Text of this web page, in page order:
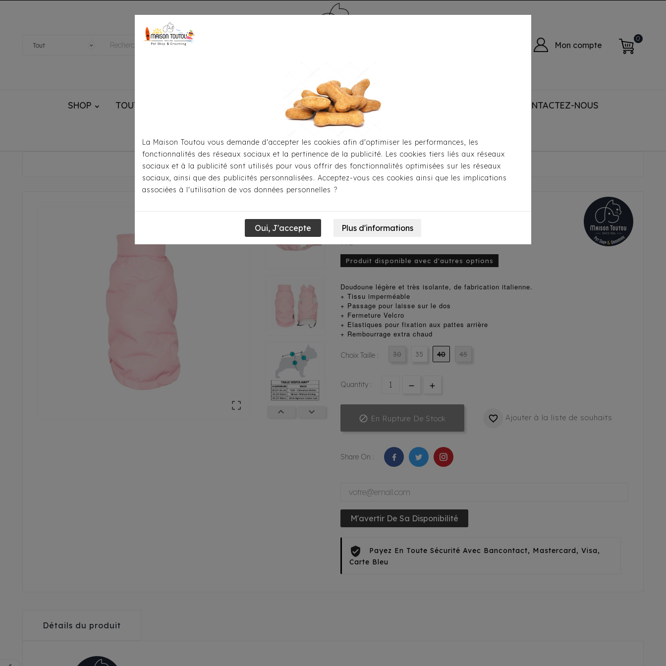
Mon compte
0
SHOP TOUTOU® HANDMADE MÉDAILLE - PET ID TAG TOILETTAGE CONTACTEZ-NOUS
Accueil Pour S'habiller Manteaux Doudoune Sofia Rose

 
Doudoune Sofia Rose
62,95 €
TTC
Produit disponible avec d'autres options
Doudoune légère et très isolante, de fabrication italienne.
+ Tissu imperméable
+ Passage pour laisse sur le dos
+ Fermeture Velcro
+ Elastiques pour fixation aux pattes arrière
+ Rembourrage extra chaud
Choix Taille : 30 35 40 45
Quantity :
 En Rupture De Stock  Ajouter à la liste de souhaits
Share On :
M'avertir De Sa Disponibilité
Payez En Toute Sécurité Avec Bancontact, Mastercard, Visa,
Carte Bleu
Détails du produit
La Maison Toutou vous demande d'accepter les cookies afin d'optimiser les performances, les
fonctionnalités des réseaux sociaux et la pertinence de la publicité. Les cookies tiers liés aux réseaux
sociaux et à la publicité sont utilisés pour vous offrir des fonctionnalités optimisées sur les réseaux
sociaux, ainsi que des publicités personnalisées. Acceptez-vous ces cookies ainsi que les implications
associées à l'utilisation de vos données personnelles ?